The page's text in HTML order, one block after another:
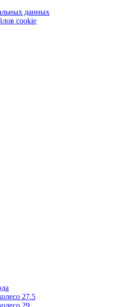
данных
cookie
27.5
29